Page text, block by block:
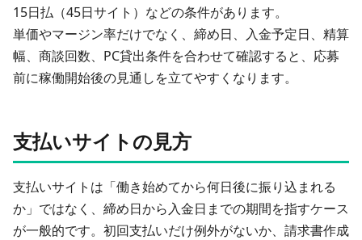
15日払（45日サイト）などの条件があります。
単価やマージン率だけでなく、締め日、入金予定日、精算
幅、商談回数、PC貸出条件を合わせて確認すると、応募
前に稼働開始後の見通しを立てやすくなります。
支払いサイトの見方
支払いサイトは「働き始めてから何日後に振り込まれる
か」ではなく、締め日から入金日までの期間を指すケース
が一般的です。初回支払いだけ例外がないか、請求書作成